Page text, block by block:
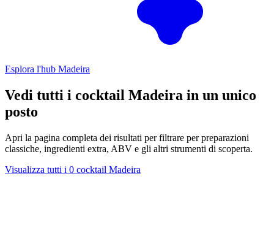
Esplora l'hub Madeira
Vedi tutti i cocktail Madeira in un unico
posto
Apri la pagina completa dei risultati per filtrare per preparazioni
classiche, ingredienti extra, ABV e gli altri strumenti di scoperta.
Visualizza tutti i 0 cocktail Madeira